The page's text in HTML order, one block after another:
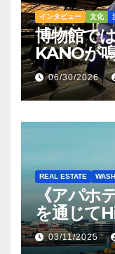
インタビュー 文化
博物館で
KANOが
06/30/2026
REAL ESTATE
《アパホ
を通じて
完了
03/11/2025